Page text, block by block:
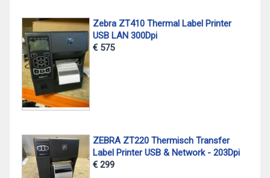
Zebra ZT410 Thermal Label Printer
USB LAN 300Dpi
€ 575
ZEBRA ZT220 Thermisch Transfer
Label Printer USB & Network - 203Dpi
€ 299